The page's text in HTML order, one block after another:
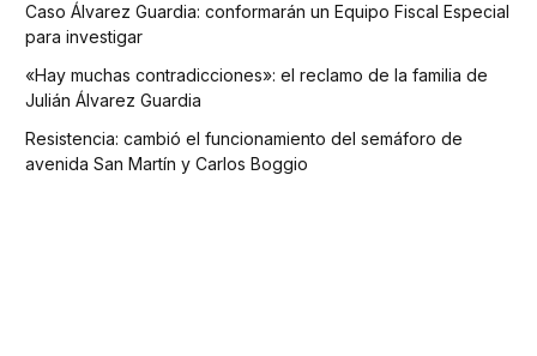
Caso Álvarez Guardia: conformarán un Equipo Fiscal Especial
para investigar
«Hay muchas contradicciones»: el reclamo de la familia de
Julián Álvarez Guardia
Resistencia: cambió el funcionamiento del semáforo de
avenida San Martín y Carlos Boggio